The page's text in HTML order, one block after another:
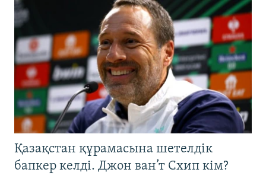
Қазақстан құрамасына шетелдік
бапкер келді. Джон ван’т Схип кім?